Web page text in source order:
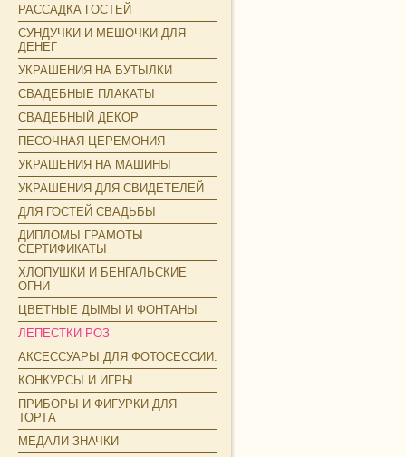
РАССАДКА ГОСТЕЙ
СУНДУЧКИ И МЕШОЧКИ ДЛЯ
ДЕНЕГ
УКРАШЕНИЯ НА БУТЫЛКИ
СВАДЕБНЫЕ ПЛАКАТЫ
СВАДЕБНЫЙ ДЕКОР
ПЕСОЧНАЯ ЦЕРЕМОНИЯ
УКРАШЕНИЯ НА МАШИНЫ
УКРАШЕНИЯ ДЛЯ СВИДЕТЕЛЕЙ
ДЛЯ ГОСТЕЙ СВАДЬБЫ
ДИПЛОМЫ ГРАМОТЫ
СЕРТИФИКАТЫ
ХЛОПУШКИ И БЕНГАЛЬСКИЕ
ОГНИ
ЦВЕТНЫЕ ДЫМЫ И ФОНТАНЫ
ЛЕПЕСТКИ РОЗ
АКСЕССУАРЫ ДЛЯ ФОТОСЕССИИ.
КОНКУРСЫ И ИГРЫ
ПРИБОРЫ И ФИГУРКИ ДЛЯ
ТОРТА
МЕДАЛИ ЗНАЧКИ